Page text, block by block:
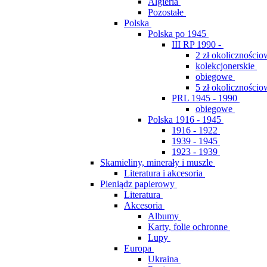
Pozostałe
Polska
Polska po 1945
III RP 1990 -
2 zł
kolekcjonerskie
obiegowe
5 zł
PRL 1945 - 1990
obiegowe
Polska 1916 - 1945
1916 - 1922
1939 - 1945
1923 - 1939
Skamieliny, minerały i muszle
Literatura i akcesoria
Pieniądz papierowy
Literatura
Akcesoria
Albumy
Karty, folie ochronne
Lupy
Europa
Ukraina